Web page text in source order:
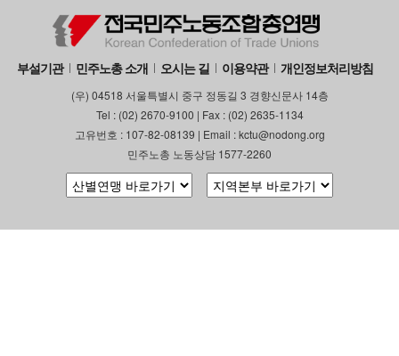
부설기관 민주노총 소개 오시는 길 이용약관 개인정보처리방침
(우) 04518 서울특별시 중구 정동길 3 경향신문사 14층
Tel : (02) 2670-9100 | Fax : (02) 2635-1134
고유번호 : 107-82-08139 | Email : kctu@nodong.org
민주노총 노동상담 1577-2260